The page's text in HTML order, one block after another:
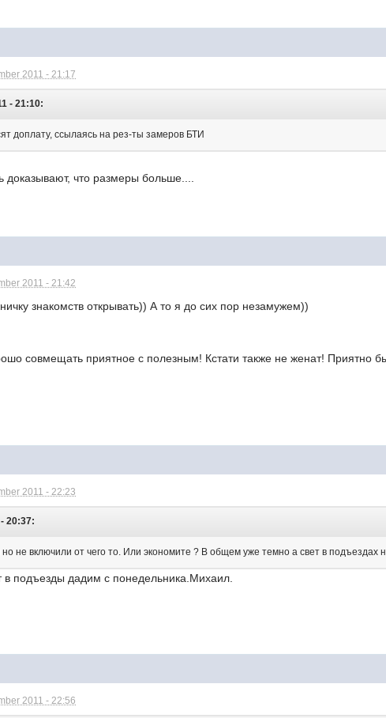
2011 - 21:17
- 21:10:
доплату, ссылаясь на рез-ты замеров БТИ
доказывают, что размеры больше....
2011 - 21:42
знакомств открывать)) А то я до сих пор незамужем))
совмещать приятное с полезным! Кстати также не женат! Приятно
2011 - 22:23
20:37:
не включили от чего то. Или экономите ? В общем уже темно а свет в подъездах
в подъезды дадим с понедельника.Михаил.
2011 - 22:56